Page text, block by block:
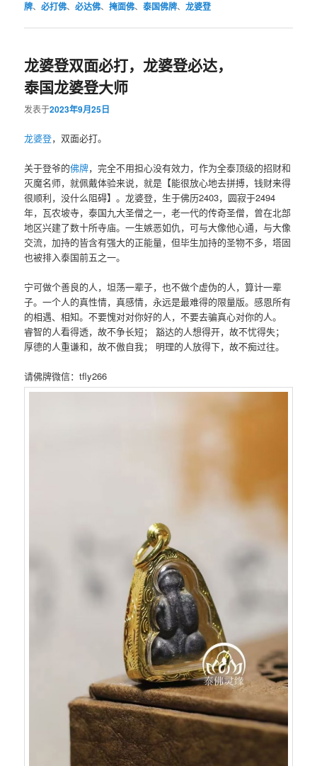
牌、必打佛、必达佛、掩面佛、泰国佛牌、龙婆登
龙婆登双面必打，龙婆登必达，
泰国龙婆登大师
发表于2023年9月25日
龙婆登，双面必打。
关于登爷的佛牌，完全不用担心没有效力，作为全泰顶级的招财和
灭魔名师，就佩戴体验来说，就是【能很放心地去拼搏，钱财来得
很顺利，没什么阻碍】。龙婆登，生于佛历2403，圆寂于2494
年，瓦农坡寺，泰国九大圣僧之一，老一代的传奇圣僧，曾在北部
地区兴建了数十所寺庙。一生嫉恶如仇，可与大像他心通，与大像
交流，加持的皆含有强大的正能量，但毕生加持的圣物不多，塔固
也被排入泰国前五之一。
宁可做个善良的人，坦荡一辈子，也不做个虚伪的人，算计一辈
子。一个人的真性情，真感情，永远是最难得的限量版。感恩所有
的相遇、相知。不要愧对对你好的人，不要去骗真心对你的人。 ​​​
睿智的人看得透，故不争长短； 豁达的人想得开，故不忧得失；
厚德的人重谦和，故不傲自我； 明理的人放得下，故不痴过往。 ​​​
请佛牌微信：tfly266